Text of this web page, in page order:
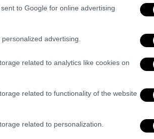
to Google for online advertising
advertising.
related to analytics like cookies on
related to functionality of the website
related to personalization.
Díaz-Balart
cariño, lealtad
concreta y amable